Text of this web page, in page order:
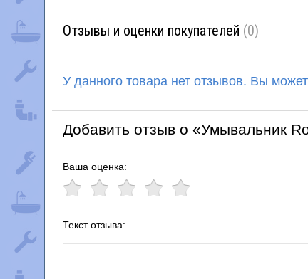
Отзывы и оценки покупателей (0)
У данного товара нет отзывов. Вы
Добавить отзыв о «Умывальник
Ваша оценка:
Текст отзыва: